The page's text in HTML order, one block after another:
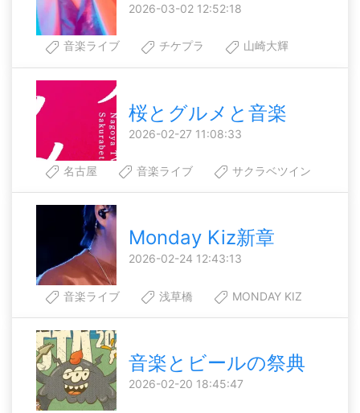
2026-03-02 12:52:18
音楽ライブ チケプラ 山崎大輝
桜とグルメと音楽
2026-02-27 11:08:33
名古屋 音楽ライブ サクラベツイン
Monday Kiz新章
2026-02-24 12:43:13
音楽ライブ 浅草橋 MONDAY KIZ
音楽とビールの祭典
2026-02-20 18:45:47